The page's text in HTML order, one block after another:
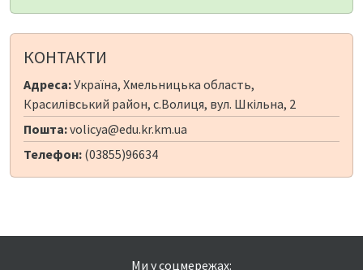
КОНТАКТИ
Адреса:Україна, Хмельницька область,
Красилівський район, с.Волиця, вул. Шкільна, 2
Пошта:volicya@edu.kr.km.ua
Телефон: (03855)96634
Ми у соцмережах: